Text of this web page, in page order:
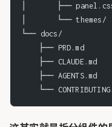
│       ├──
│       └──
└── docs/
├── PRD.md
├── CLAUDE.md
├── AGENTS.md
└──